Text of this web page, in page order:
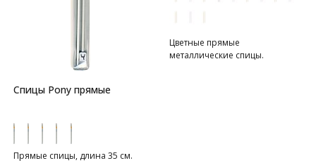
Спицы Pony прямые
Прямые спицы, длина 35 см.
Цветные прямые
металлические спицы.